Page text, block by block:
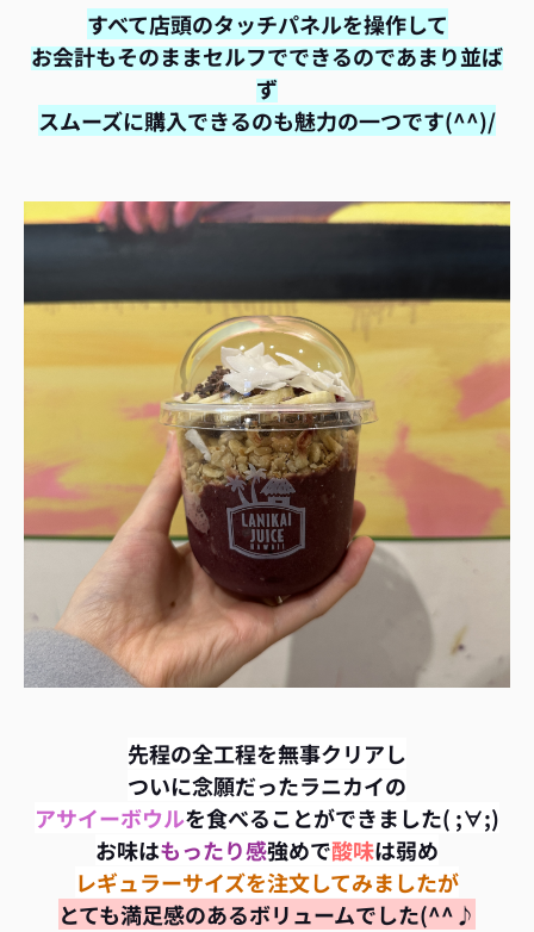
すべて店頭のタッチパネルを操作して
お会計もそのままセルフでできるのであまり並ば
ず
スムーズに購入できるのも魅力の一つです(^^)/
先程の全工程を無事クリアし
ついに念願だったラニカイの
アサイーボウルを食べることができました( ;∀;)
お味はもったり感強めで酸味は弱め
レギュラーサイズを注文してみましたが
とても満足感のあるボリュームでした(^^♪